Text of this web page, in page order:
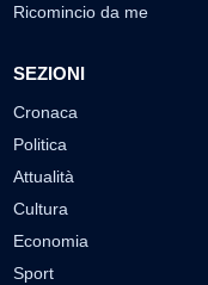
Ricomincio da me
SEZIONI
Cronaca
Politica
Attualità
Cultura
Economia
Sport